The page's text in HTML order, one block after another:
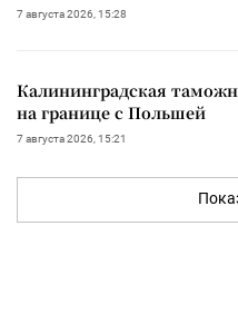
7 августа 2026, 15:28
Калининградская
на границе с Польшей
7 августа 2026, 15:21